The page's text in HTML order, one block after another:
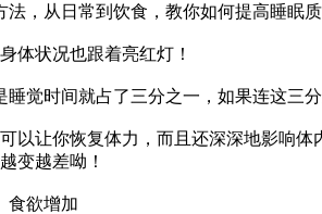
法，从日常到饮食，教你如何提高睡眠质
体状况也跟着亮红灯！
睡觉时间就占了三分之一，如果连这三
以让你恢复体力，而且还深深地影响
变越差呦！
食欲增加